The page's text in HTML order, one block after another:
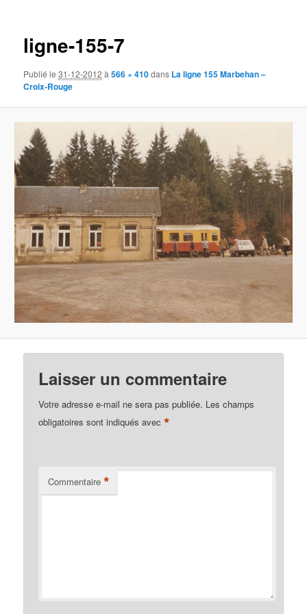
ligne-155-7
Publié le31-12-2012 à566 × 410dans La ligne 155 Marbehan –
Croix-Rouge
Laisser un commentaire
Votre adresse e-mail ne sera pas publiée. Les champs
obligatoires sont indiqués avec*
Commentaire *